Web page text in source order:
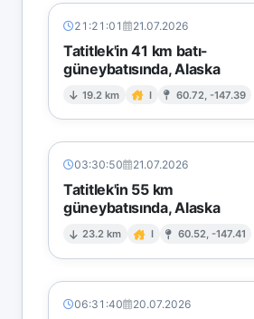
21:21:01 21.07.2026
Tatitlek'in 41 km batı-
güneybatısında, Alaska
19.2 km I 60.72, -147.39
03:30:50 21.07.2026
Tatitlek'in 55 km
güneybatısında, Alaska
23.2 km I 60.52, -147.41
06:31:40 20.07.2026